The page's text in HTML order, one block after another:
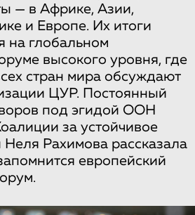
— в Африке, Азии,
и Европе. Их итоги
на глобальном
высокого уровня, где
стран мира обсуждают
ЦУР. Постоянный
под эгидой ООН
за устойчивое
Неля Рахимова рассказала
европейский